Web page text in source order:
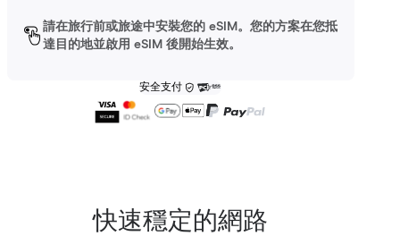
請在旅行前或旅途中安裝您的 eSIM。您的方案在您抵
達目的地並啟用 eSIM 後開始生效。
安全支付
快速穩定的網路